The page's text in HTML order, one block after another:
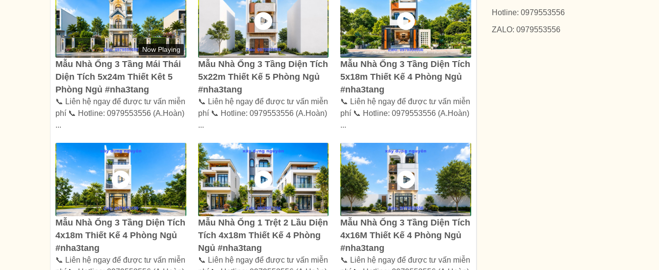
Now Playing
Mẫu Nhà Ống 3 Tầng Mái Thái
Diện Tích 5x24m Thiết Kêt 5
Phòng Ngủ #nha3tang
📞 Liên hệ ngay để được tư vấn miễn
phí 📞 Hotline: 0979553556 (A.Hoàn)
...
Mẫu Nhà Ống 3 Tầng Diện Tích
5x22m Thiết Kế 5 Phòng Ngủ
#nha3tang
📞 Liên hệ ngay để được tư vấn miễn
phí 📞 Hotline: 0979553556 (A.Hoàn)
...
Mẫu Nhà Ống 3 Tầng Diện Tích
5x18m Thiết Kế 4 Phòng Ngủ
#nha3tang
📞 Liên hệ ngay để được tư vấn miễn
phí 📞 Hotline: 0979553556 (A.Hoàn)
...
Mẫu Nhà Ống 3 Tầng Diện Tích
4x18m Thiết Kế 4 Phòng Ngủ
#nha3tang
📞 Liên hệ ngay để được tư vấn miễn
Mẫu Nhà Ống 1 Trệt 2 Lầu Diện
Tích 4x18m Thiết Kế 4 Phòng
Ngủ #nha3tang
📞 Liên hệ ngay để được tư vấn miễn
Mẫu Nhà Ống 3 Tầng Diện Tích
4x16M Thiết Kế 4 Phòng Ngủ
#nha3tang
📞 Liên hệ ngay để được tư vấn miễn
Hotline: 0979553556
ZALO: 0979553556